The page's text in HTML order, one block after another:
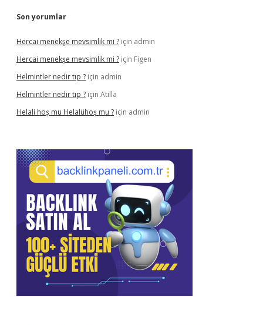
Son yorumlar
Hercai menekşe mevsimlik mi ? için admin
Hercai menekşe mevsimlik mi ? için Figen
Helmintler nedir tıp ? için admin
Helmintler nedir tıp ? için Atilla
Helali hoş mu Helalühoş mu ? için admin